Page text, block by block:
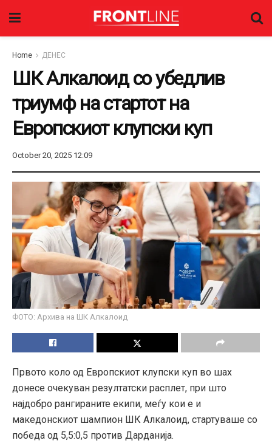
Home ДЕНЕС
ШК Алкалоид со убедлив
триумф на стартот на
Европскиот клупски куп
October 20, 2025 12:09
ФОТО: Архива на ШК Алкалоид
Првото коло од Европскиот клупски куп во шах
донесе очекуван резултатски расплет, при што
најдобро рангираните екипи, меѓу кои е и
македонскиот шампион ШК Алкалоид, стартуваше со
победа од 5,5:0,5 против Дарданија.